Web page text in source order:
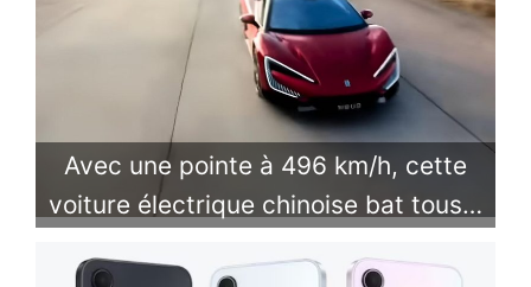
Avec une pointe à 496 km/h, cette
voiture électrique chinoise bat tous…